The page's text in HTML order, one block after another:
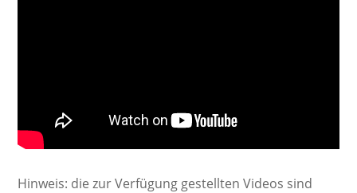
Hinweis: die zur Verfügung gestellten Videos sind